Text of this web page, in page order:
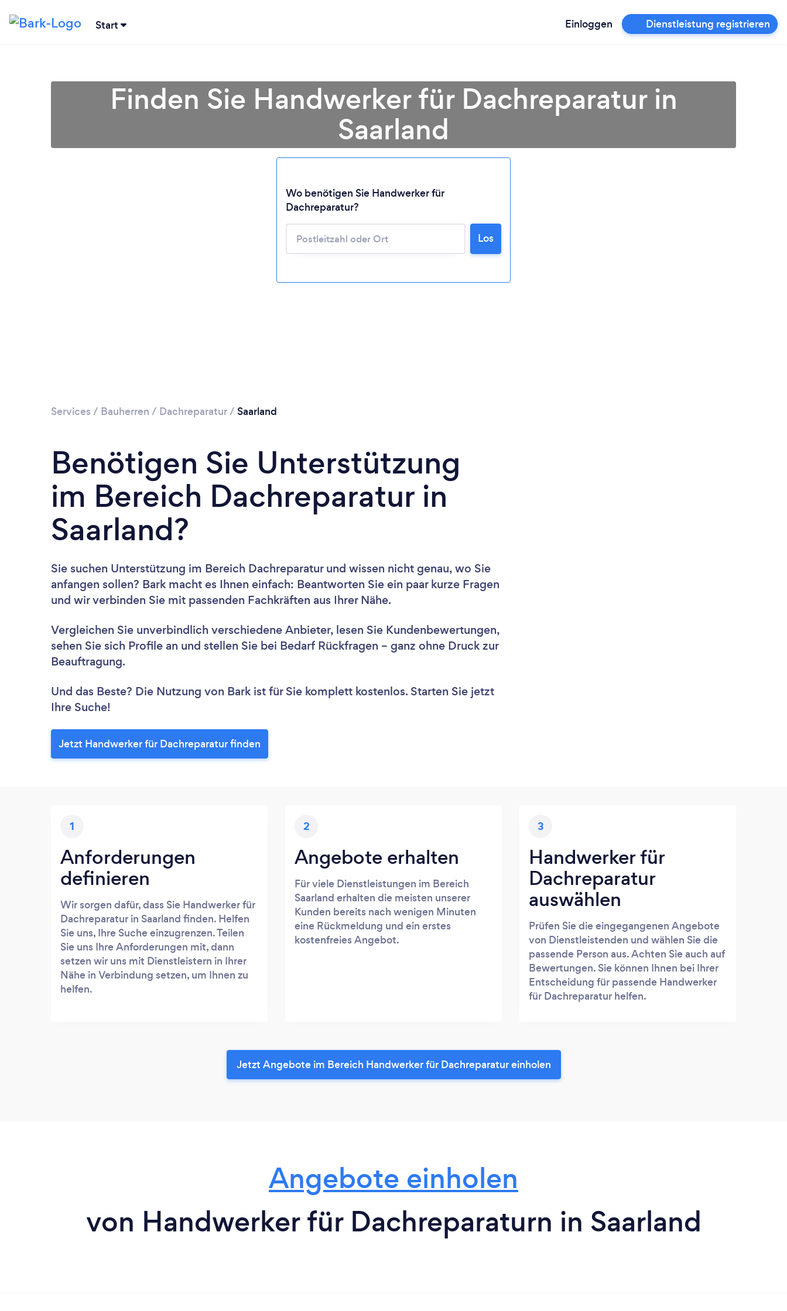
Start Einloggen Dienstleistung registrieren
Lädt ...
Bitte warten ...
Finden Sie Handwerker für Dachreparatur in
Saarland
Wo benötigen Sie Handwerker für
Dachreparatur?
Los
Services / Bauherren / Dachreparatur/ Saarland
Benötigen Sie Unterstützung
im Bereich Dachreparatur in
Saarland?
Sie suchen Unterstützung im Bereich Dachreparatur und wissen nicht genau, wo Sie
anfangen sollen? Bark macht es Ihnen einfach: Beantworten Sie ein paar kurze Fragen
und wir verbinden Sie mit passenden Fachkräften aus Ihrer Nähe.
Vergleichen Sie unverbindlich verschiedene Anbieter, lesen Sie Kundenbewertungen,
sehen Sie sich Profile an und stellen Sie bei Bedarf Rückfragen – ganz ohne Druck zur
Beauftragung.
Und das Beste? Die Nutzung von Bark ist für Sie komplett kostenlos. Starten Sie jetzt
Ihre Suche!
Jetzt Handwerker für Dachreparatur finden
1
Anforderungen
definieren
Wir sorgen dafür, dass Sie Handwerker für
Dachreparatur in Saarland finden. Helfen
Sie uns, Ihre Suche einzugrenzen. Teilen
Sie uns Ihre Anforderungen mit, dann
setzen wir uns mit Dienstleistern in Ihrer
Nähe in Verbindung setzen, um Ihnen zu
helfen.
2
Angebote erhalten
Für viele Dienstleistungen im Bereich
Saarland erhalten die meisten unserer
Kunden bereits nach wenigen Minuten
eine Rückmeldung und ein erstes
kostenfreies Angebot.
3
Handwerker für
Dachreparatur
auswählen
Prüfen Sie die eingegangenen Angebote
von Dienstleistenden und wählen Sie die
passende Person aus. Achten Sie auch auf
Bewertungen. Sie können Ihnen bei Ihrer
Entscheidung für passende Handwerker
für Dachreparatur helfen.
Jetzt Angebote im Bereich Handwerker für Dachreparatur einholen
Angebote einholen
von Handwerker für Dachreparaturn in Saarland